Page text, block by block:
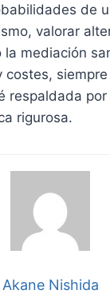
de
valorar
la mediación
costes,
respaldada por
rigurosa.
Akane Nishida